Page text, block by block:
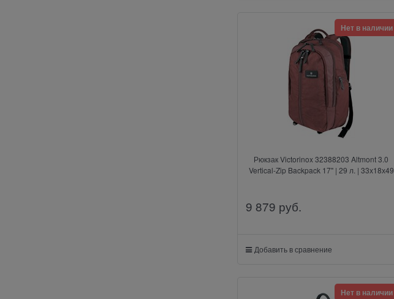
Рюкзак Victorinox 32388203 Altmont 3.0
Vertical-Zip Backpack 17" | 29 л. | 33х18х49
Нет в наличии
9 879 руб.
Добавить в сравнение
Нет в наличии